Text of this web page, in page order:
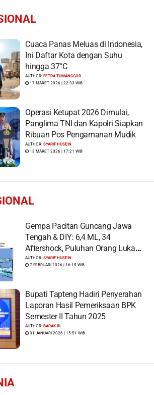
Cuaca Panas Meluas di Indonesia,
Ini Daftar Kota dengan Suhu
hingga 37°C
AUTHOR:FETRA TUMANGGOR
17 MARET 2026 | 22:33 WIB
Operasi Ketupat 2026 Dimulai,
Panglima TNI dan Kapolri Siapkan
Ribuan Pos Pengamanan Mudik
AUTHOR:SYARIF HUSEIN
13 MARET 2026 | 17:21 WIB
Gempa Pacitan Guncang Jawa
Tengah & DIY: 6,4 ML, 34
Aftershock, Puluhan Orang Luka
dan Ratusan Bangunan Rusak
AUTHOR:SYARIF HUSEIN
7 FEBRUARI 2026 | 16:15 WIB
Bupati Tapteng Hadiri Penyerahan
Laporan Hasil Pemeriksaan BPK
Semester II Tahun 2025
AUTHOR:BARAK ID
31 JANUARI 2026 | 15:51 WIB